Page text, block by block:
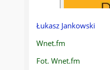
Łukasz Jankowski
Wnet.fm
Fot. Wnet.fm